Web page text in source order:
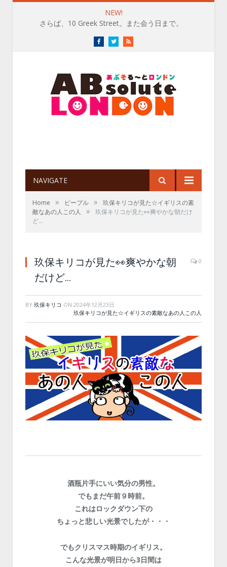
NEW!
さらば、10 Greek Street。また会う日まで。
FacebookTwitterRSS
NAVIGATE
Home » ピープル »
玖保キリコが見た☆イギリスの素
敵なあの人この人
»
玖保キリコが見た👀爽やかな朝だけ
ど…
玖保キリコが見た👀爽やかな朝
だけど…
0
BY 玖保キリコ ON 2024年12月23日
玖保キリコが見た☆イギリスの素敵なあの人この人
酒瓶片手にいい気分の男性。
でもまだ午前９時前。
これはロックダウン下の
ちょっと悲しい光景でしたが・・・
でもクリスマス時期のイギリス。
こんな光景が明日から3日間は